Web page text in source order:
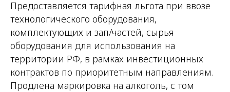
Предоставляется тарифная льгота при ввозе
технологического оборудования,
комплектующих и зап/частей, сырья
оборудования для использования на
территории РФ, в рамках инвестиционных
контрактов по приоритетным направлениям.
Продлена маркировка на алкоголь, с том